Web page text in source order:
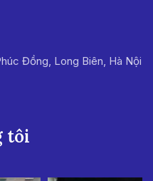
Đồng, Long Biên, Hà Nội
tôi